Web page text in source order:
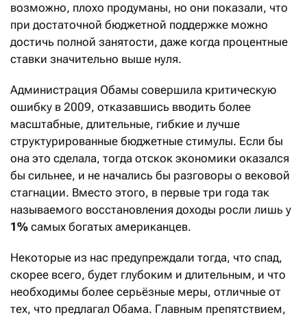
возможно, плохо продуманы, но они показали, что
при достаточной бюджетной поддержке можно
достичь полной занятости, даже когда процентные
ставки значительно выше нуля.
Администрация Обамы совершила критическую
ошибку в 2009, отказавшись вводить более
масштабные, длительные, гибкие и лучше
структурированные бюджетные стимулы. Если бы
она это сделала, тогда отскок экономики оказался
бы сильнее, и не начались бы разговоры о вековой
стагнации. Вместо этого, в первые три года так
называемого восстановления доходы росли лишь у
1% самых богатых американцев.
Некоторые из нас предупреждали тогда, что спад,
скорее всего, будет глубоким и длительным, и что
необходимы более серьёзные меры, отличные от
тех, что предлагал Обама. Главным препятствием,